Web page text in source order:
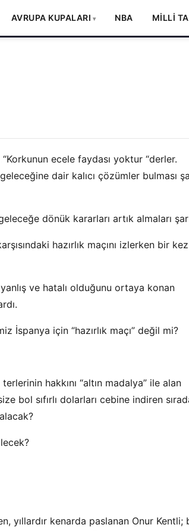
AVRUPA KUPALARI NBA MİLLİ
ecele faydası yoktur “derler.
dair kalıcı çözümler bulması
dönük kararları artık almaları
hazırlık maçını izlerken bir kez
ve hatalı olduğunu ortaya konan
İspanya için “hazırlık maçı” değil mi?
hakkını “altın madalya” ile alan
bol sıfırlı dolarları cebine indiren
yıllardır kenarda paslanan Onur Kentli;